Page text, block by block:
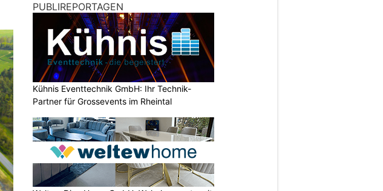
PUBLIREPORTAGEN
Kühnis Eventtechnik GmbH: Ihr Technik-
Partner für Grossevents im Rheintal